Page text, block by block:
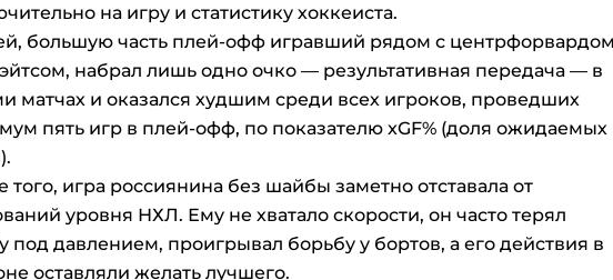
на игру и статистику хоккеиста.
большую часть плей-офф игравший рядом с центрфорвардом
набрал лишь одно очко — результативная передача — в
матчах и оказался худшим среди всех игроков, проведших
пять игр в плей-офф, по показателю xGF% (доля ожидаемых
того, игра россиянина без шайбы заметно отставала от
уровня НХЛ. Ему не хватало скорости, он часто терял
под давлением, проигрывал борьбу у бортов, а его действия в
оставляли желать лучшего.